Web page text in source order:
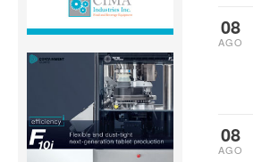
08
AGO
08
AGO